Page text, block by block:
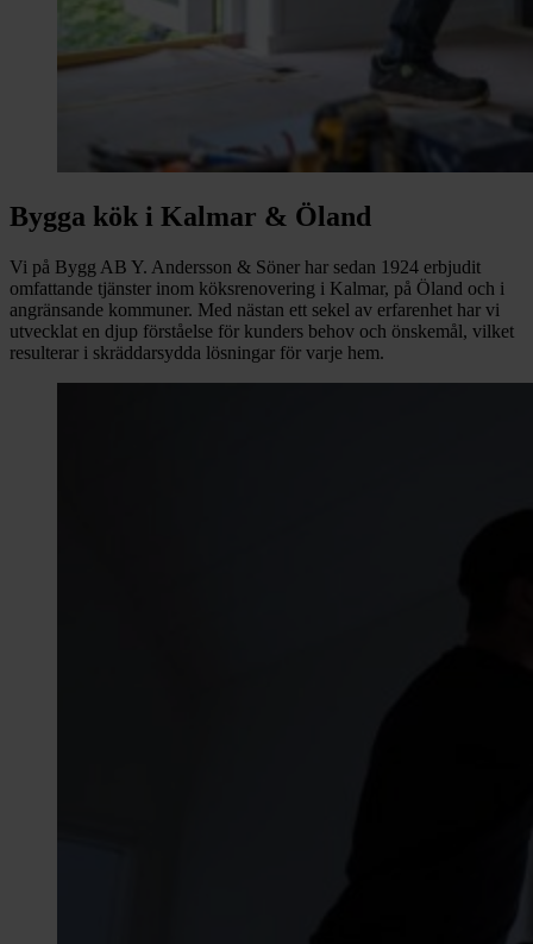
Bygga kök i Kalmar & Öland
Vi på Bygg AB Y. Andersson & Söner har sedan 1924 erbjudit
omfattande tjänster inom köksrenovering i Kalmar, på Öland och i
angränsande kommuner. Med nästan ett sekel av erfarenhet har vi
utvecklat en djup förståelse för kunders behov och önskemål, vilket
resulterar i skräddarsydda lösningar för varje hem.